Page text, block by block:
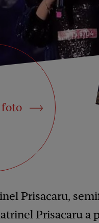
foto
Prisacaru,
Prisacaru a